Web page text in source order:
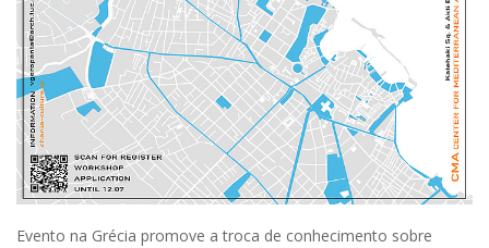
Evento na Grécia promove a troca de conhecimento sobre